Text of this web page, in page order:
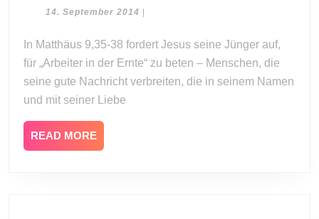
14. September 2014 14.
|
für „Arbeiter in der Ernte“ zu beten – Menschen, die
seine gute Nachricht verbreiten, die in seinem Namen
und mit seiner Liebe
READ MORE
MORE